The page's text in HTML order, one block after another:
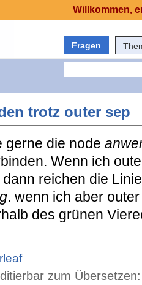
Fragen
trotz outer sep
gerne die node
Wenn ich
reichen die
. wenn ich aber
des grünen
zum Übersetzen:
Willkommen,